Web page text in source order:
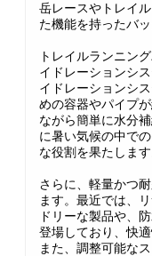
岳レースやトレイ
た機能を持ったバ
トレイルランニン
イドレーションシ
イドレーションシ
めの容器やパイプ
ながら簡単に水分
に暑い気候の中で
な役割を果たします
さらに、軽量かつ
ます。最近では、
ドリーな製品や、
登場しており、快
また、調整可能な